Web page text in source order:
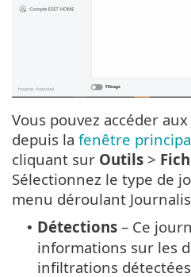
Vous pouvez accéder
depuis la fenêtre
cliquant sur Outils >
Sélectionnez le type de
menu déroulant
• Détections – Ce
informations sur les
infiltrations détectées